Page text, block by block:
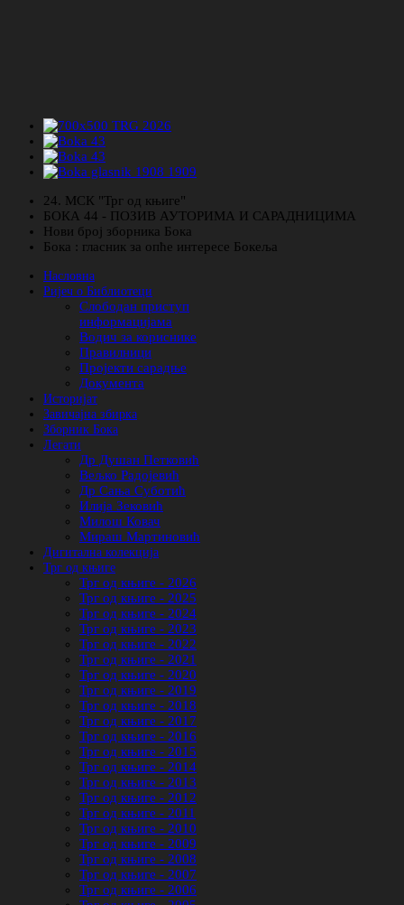
24. МСК "Трг од књиге"
БОКА 44 - ПОЗИВ АУТОРИМА И САРАДНИЦИМА
Нови број зборника Бока
Бока : гласник за опће интересе Бокеља
Насловна
Ријеч о Библиотеци
Слободан приступ
информацијама
Водич за кориснике
Правилници
Пројекти сарадње
Документа
Историјат
Завичајна збирка
Зборник Бока
Легати
Др Душан Петковић
Вељко Радојевић
Др Сања Суботић
Илија Зековић
Милош Ковач
Мираш Мартиновић
Дигитална колекција
Трг од књиге
Трг од књиге - 2026
Трг од књиге - 2025
Трг од књиге - 2024
Трг од књиге - 2023
Трг од књиге - 2022
Трг од књиге - 2021
Трг од књиге - 2020
Трг од књиге - 2019
Трг од књиге - 2018
Трг од књиге - 2017
Трг од књиге - 2016
Трг од књиге - 2015
Трг од књиге - 2014
Трг од књиге - 2013
Трг од књиге - 2012
Трг од књиге - 2011
Трг од књиге - 2010
Трг од књиге - 2009
Трг од књиге - 2008
Трг од књиге - 2007
Трг од књиге - 2006